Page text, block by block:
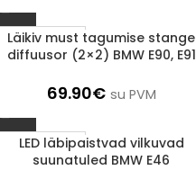
1-3 D.D.
Läikiv must tagumise stange
diffuusor (2×2) BMW E90, E91
69.90€ su PVM
1-3 D.D.
LED läbipaistvad vilkuvad
suunatuled BMW E46